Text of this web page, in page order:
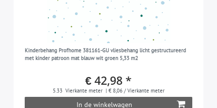
Kinderbehang Profhome 381161-GU vliesbehang licht gestructureerd
met kinder patroon mat blauw wit groen 5,33 m2
€ 42,98 *
5.33 Vierkante meter | € 8,06 / Vierkante meter
In de winkelwagen